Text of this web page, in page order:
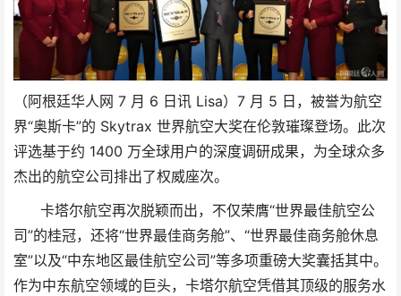
（阿根廷华人网 7 月 6 日讯 Lisa）7 月 5 日，被誉为航空
界“奥斯卡”的 Skytrax 世界航空大奖在伦敦璀璨登场。此次
评选基于约 1400 万全球用户的深度调研成果，为全球众多
杰出的航空公司排出了权威座次。
卡塔尔航空再次脱颖而出，不仅荣膺“世界最佳航空公
司”的桂冠，还将“世界最佳商务舱”、“世界最佳商务舱休息
室”以及“中东地区最佳航空公司”等多项重磅大奖囊括其中。
作为中东航空领域的巨头，卡塔尔航空凭借其顶级的服务水